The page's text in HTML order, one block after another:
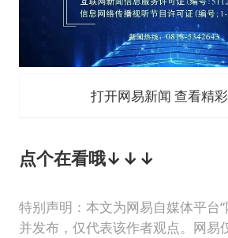
打开网易新闻 查看精
点个在看哦↓↓↓
特别声明：本文为网易自媒体平台
并发布，仅代表该作者观点。网易